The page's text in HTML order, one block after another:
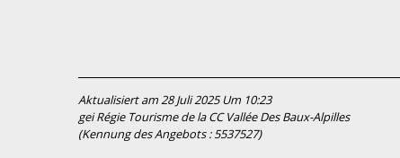
Aktualisiert am 28 Juli 2025 Um 10:23
gei Régie Tourisme de la CC Vallée Des Baux-Alpilles
(Kennung des Angebots :5537527)